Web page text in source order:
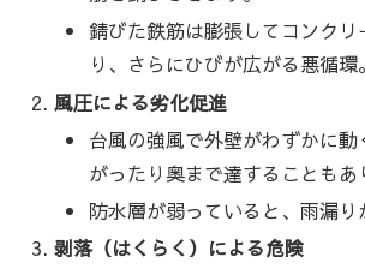
錆びた鉄筋は膨張してコンク
り、さらにひびが広がる悪循環。
風圧による劣化促進
台風の強風で外壁がわずかに動
がったり奥まで達することもあ
防水層が弱っていると、雨漏り
剥落（はくらく）による危険